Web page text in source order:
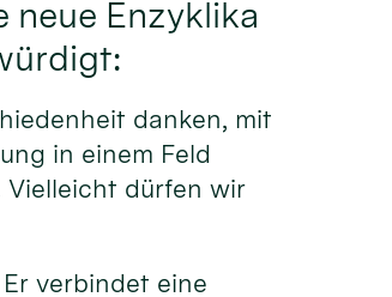
neue Enzyklika
danken, mit
in einem Feld
Vielleicht dürfen wir
verbindet eine